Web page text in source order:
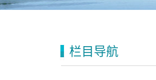
栏目导航